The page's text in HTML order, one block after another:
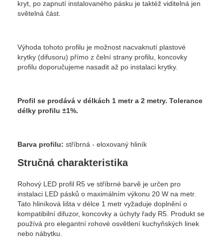
kryt, po zapnutí instalovaného pásku je taktéž viditelná jen
světelná část.
Výhoda tohoto profilu je možnost nacvaknutí plastové
krytky (difusoru) přímo z čelní strany profilu, koncovky
profilu doporučujeme nasadit až po instalaci krytky.
Profil se prodává v délkách 1 metr a 2 metry. Tolerance
délky profilu ±1%.
Barva profilu: stříbrná - eloxovaný hliník
Stručná charakteristika
Rohový LED profil R5 ve stříbrné barvě je určen pro
instalaci LED pásků o maximálním výkonu 20 W na metr.
Tato hliníková lišta v délce 1 metr vyžaduje doplnění o
kompatibilní difuzor, koncovky a úchyty řady R5. Produkt se
používá pro elegantní rohové osvětlení kuchyňských linek
nebo nábytku.